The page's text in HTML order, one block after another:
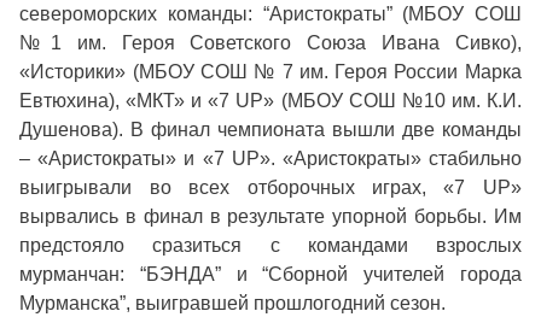
североморских команды: “Аристократы” (МБОУ СОШ
№1 им. Героя Советского Союза Ивана Сивко),
«Историки» (МБОУ СОШ № 7 им. Героя России Марка
Евтюхина), «МКТ» и «7 UP» (МБОУ СОШ №10 им. К.И.
Душенова). В финал чемпионата вышли две команды
– «Аристократы» и «7 UP». «Аристократы» стабильно
выигрывали во всех отборочных играх, «7 UP»
вырвались в финал в результате упорной борьбы. Им
предстояло сразиться с командами взрослых
мурманчан: “БЭНДА” и “Сборной учителей города
Мурманска”, выигравшей прошлогодний сезон.